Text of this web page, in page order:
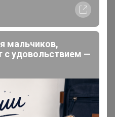
мальчиков,
с удовольствием —